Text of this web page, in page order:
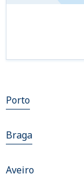
Porto
Braga
Aveiro